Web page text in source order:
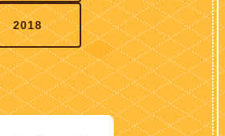
2018